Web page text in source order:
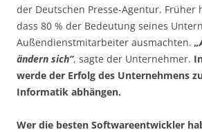
der Deutschen Presse-Agentur. Früher
dass 80 % der Bedeutung seines
Außendienstmitarbeiter ausmachten.
ändern sich“, sagte der Unternehmer.
werde der Erfolg des Unternehmens
Informatik abhängen.
Wer die besten Softwareentwickler